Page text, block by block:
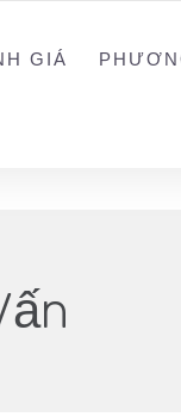
GIÁ